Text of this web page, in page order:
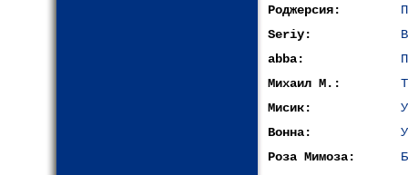
Роджерсия:
Seriy:
abba:
Михаил М.:
Мисик:
Вонна:
Роза Мимоза: